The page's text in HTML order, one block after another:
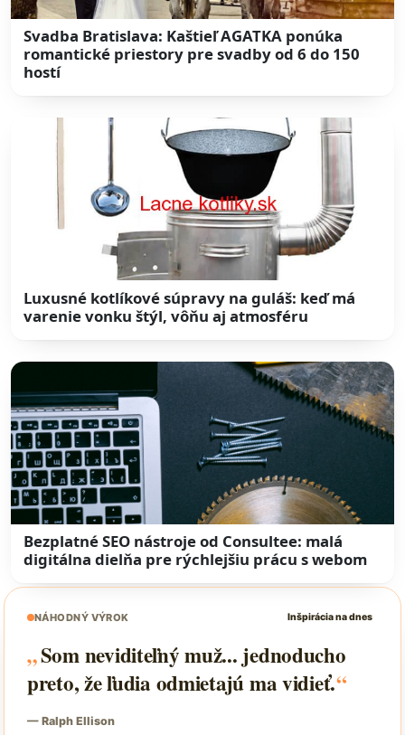
Svadba Bratislava: Kaštieľ AGATKA ponúka
romantické priestory pre svadby od 6 do 150
hostí
Luxusné kotlíkové súpravy na guláš: keď má
varenie vonku štýl, vôňu aj atmosféru
Bezplatné SEO nástroje od Consultee: malá
digitálna dielňa pre rýchlejšiu prácu s webom